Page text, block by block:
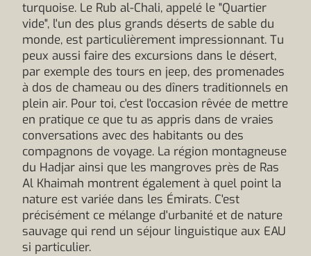
turquoise. Le Rub al-Chali, appelé le "Quartier
vide", l'un des plus grands déserts de sable du
monde, est particulièrement impressionnant. Tu
peux aussi faire des excursions dans le désert,
par exemple des tours en jeep, des promenades
à dos de chameau ou des dîners traditionnels en
plein air. Pour toi, c'est l'occasion rêvée de mettre
en pratique ce que tu as appris dans de vraies
conversations avec des habitants ou des
compagnons de voyage. La région montagneuse
du Hadjar ainsi que les mangroves près de Ras
Al Khaimah montrent également à quel point la
nature est variée dans les Émirats. C'est
précisément ce mélange d'urbanité et de nature
sauvage qui rend un séjour linguistique aux EAU
si particulier.